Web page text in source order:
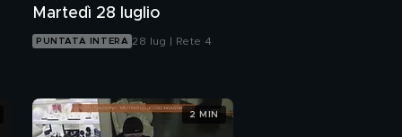
Martedì 28 luglio
PUNTATA INTERA 28 lug | Rete 4
2 MIN